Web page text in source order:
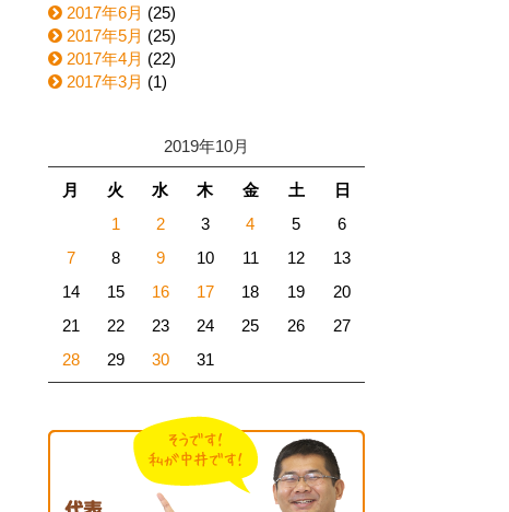
2017年6月 (25)
2017年5月 (25)
2017年4月 (22)
2017年3月 (1)
2019年10月
月 火 水 木 金 土
日
1
2 3 4 5
6
7
8 9 10 11 12
13
14
15 16 17 18 19
20
21
22 23 24 25 26
27
28
29 30 31